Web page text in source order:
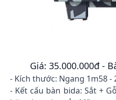
Giá: 35.000.000đ -
- Kích thước: Ngang 1m58 -
- Kết cấu bàn bida: Sắt +